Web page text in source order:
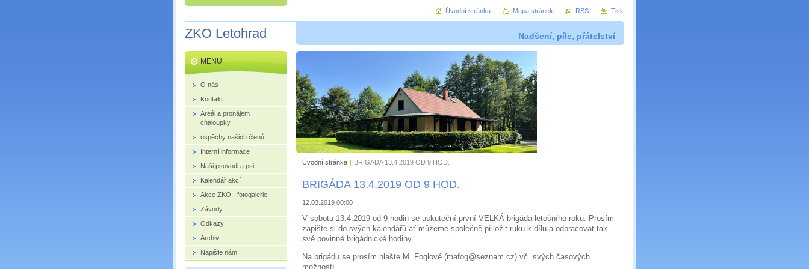
ZKO Letohrad Nadšení, píle, přátelství
Úvodní stránka | BRIGÁDA 13.4.2019 OD 9 HOD.
BRIGÁDA 13.4.2019 OD 9 HOD.
12.03.2019 00:00
V sobotu 13.4.2019 od 9 hodin se uskuteční první VELKÁ brigáda letošního roku. Prosím
zapište si do svých kalendářů ať můžeme společně přiložit ruku k dílu a odpracovat tak
své povinné brigádnické hodiny.
Na brigádu se prosím hlašte M. Foglové (mafog@seznam.cz) vč. svých časových
možností.
MENU
O nás
Kontakt
Areál a pronájem
chaloupky
úspěchy našich členů
Interní informace
Naši psovodi a psi
Kalendář akcí
Akce ZKO - fotogalerie
Závody
Odkazy
Archiv
Napište nám
Úvodní stránka Mapa stránek RSS Tisk